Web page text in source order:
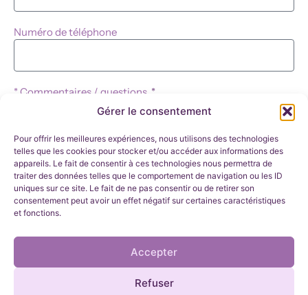
Gérer le consentement
Pour offrir les meilleures expériences, nous utilisons des technologies
telles que les cookies pour stocker et/ou accéder aux informations des
appareils. Le fait de consentir à ces technologies nous permettra de
traiter des données telles que le comportement de navigation ou les ID
uniques sur ce site. Le fait de ne pas consentir ou de retirer son
consentement peut avoir un effet négatif sur certaines caractéristiques
et fonctions.
Accepter
Refuser
Numéro de téléphone
* Commentaires / questions
Soumettre
286 Boul. des Bois-Francs N.
Victoriaville Qc
G6P 1G5
+1 (819) 990-2888
Copyright © Amour Infini 2025